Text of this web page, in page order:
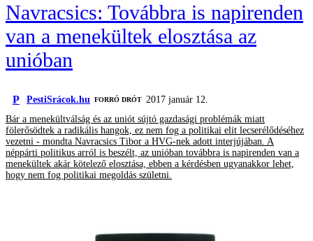
Navracsics: Továbbra is napirenden
van a menekültek elosztása az
unióban
P PestiSrácok.hu FORRÓ DRÓT 2017 január 12.
Bár a menekültválság és az uniót sújtó gazdasági problémák miatt
fölerősödtek a radikális hangok, ez nem fog a politikai elit lecserélődéséhez
vezetni - mondta Navracsics Tibor a HVG-nek adott interjújában. A
néppárti politikus arról is beszélt, az unióban továbbra is napirenden van a
menekültek akár kötelező elosztása, ebben a kérdésben ugyanakkor lehet,
hogy nem fog politikai megoldás születni.